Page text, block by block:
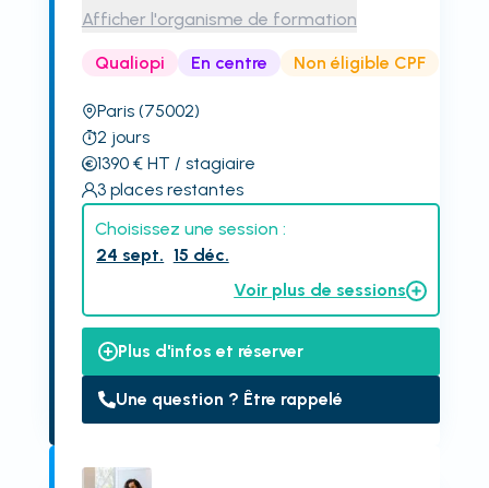
Afficher l'organisme de formation
Qualiopi En centre Non éligible CPF
Paris (75002)
2 jours
1390€ HT / stagiaire
3 places restantes
Choisissez une session :
24 sept. 15 déc.
Voir plus de sessions
Plus d'infos et réserver
Une question ? Être rappelé